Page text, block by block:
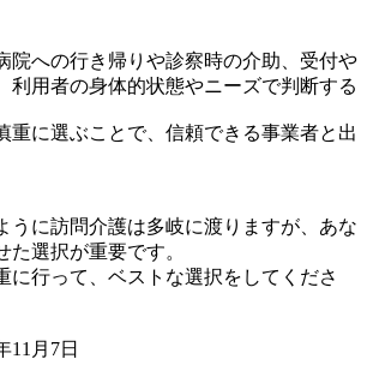
院への行き帰りや診察時の介助、受付や
利用者の身体的状態やニーズで判断する
重に選ぶことで、信頼できる事業者と出
うに訪問介護は多岐に渡りますが、あな
た選択が重要です。
に行って、ベストな選択をしてくださ
11月7日